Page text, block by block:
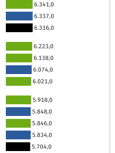
6.341,0
6.337,0
6.316,0
6.223,0
6.138,0
6.074,0
6.021,0
5.918,0
5.848,0
5.846,0
5.834,0
5.704,0